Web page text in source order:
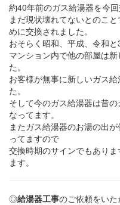
約40年前のガス給湯器を今回
まだ現状壊れてないとのこ
めに交換されました。
おそらく昭和、平成、令和
マンション内で他の部屋は
た。
お客様が無事に新しいガス
た。
そして今のガス給湯器は昔
なってます。
またガス給湯器のお湯の出
ってますので
交換時期のサインでもあり
ます。
◎給湯器工事のご依頼をいた